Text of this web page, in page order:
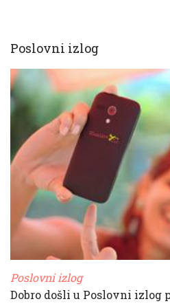
Poslovni izlog
Poslovni izlog
Dobro došli u Poslovni izlog